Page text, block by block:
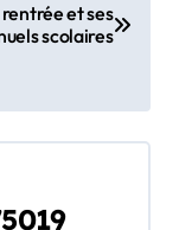
rentrée et ses
scolaires